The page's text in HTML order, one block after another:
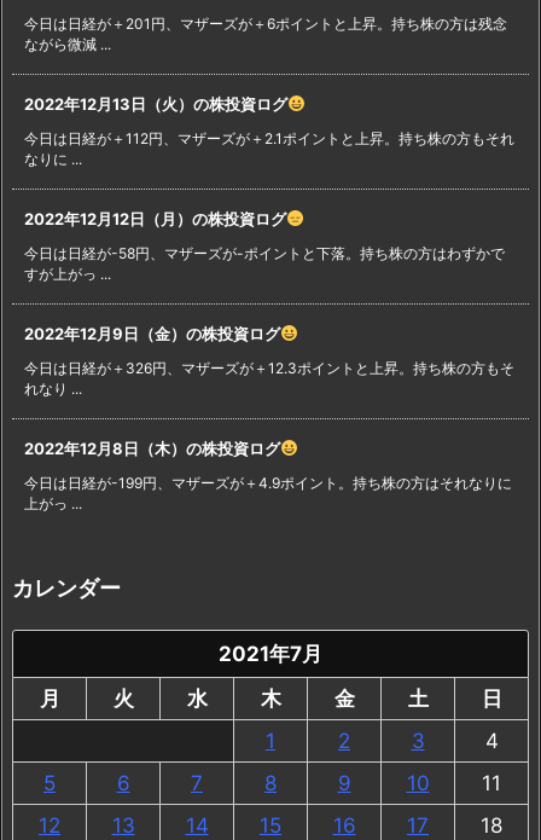
今日は日経が＋201円、マザーズが＋6ポイントと上昇。持ち株の方は残念
ながら微減 ...
2022年12月13日（火）の株投資ログ
今日は日経が＋112円、マザーズが＋2.1ポイントと上昇。持ち株の方もそれ
なりに ...
2022年12月12日（月）の株投資ログ
今日は日経が-58円、マザーズが-ポイントと下落。持ち株の方はわずかで
すが上がっ ...
2022年12月9日（金）の株投資ログ
今日は日経が＋326円、マザーズが＋12.3ポイントと上昇。持ち株の方もそ
れなり ...
2022年12月8日（木）の株投資ログ
今日は日経が-199円、マザーズが＋4.9ポイント。持ち株の方はそれなりに
上がっ ...
カレンダー
2021年7月
月
火 水 木 金 土
日
1
2 3
4
5
6 7 8 9 10
11
12
13 14 15 16 17
18